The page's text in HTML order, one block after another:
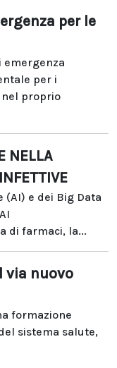
per le
per i
nel proprio
NELLA
(AI) e dei Big Data
di farmaci, la...
via nuovo
formazione
sistema salute,